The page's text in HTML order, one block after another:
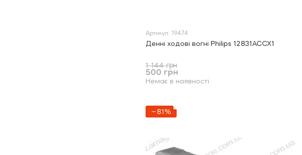
Артикул: 19474
Денні ходові вогні Philips 12831ACCX1
1 144 грн
500 грн
Немає в наявності
−81%